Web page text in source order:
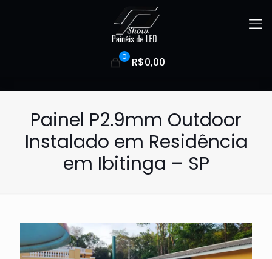
0 R$0,00
Painel P2.9mm Outdoor
Instalado em Residência
em Ibitinga – SP